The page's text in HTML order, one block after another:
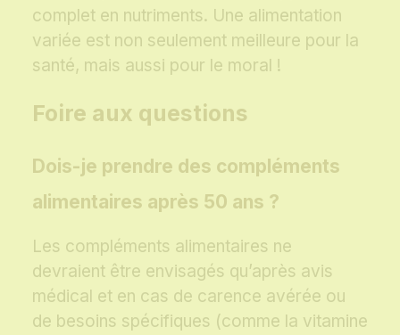
complet en nutriments. Une alimentation
variée est non seulement meilleure pour la
santé, mais aussi pour le moral !
Foire aux questions
Dois-je prendre des compléments
alimentaires après 50 ans ?
Les compléments alimentaires ne
devraient être envisagés qu’après avis
médical et en cas de carence avérée ou
de besoins spécifiques (comme la vitamine